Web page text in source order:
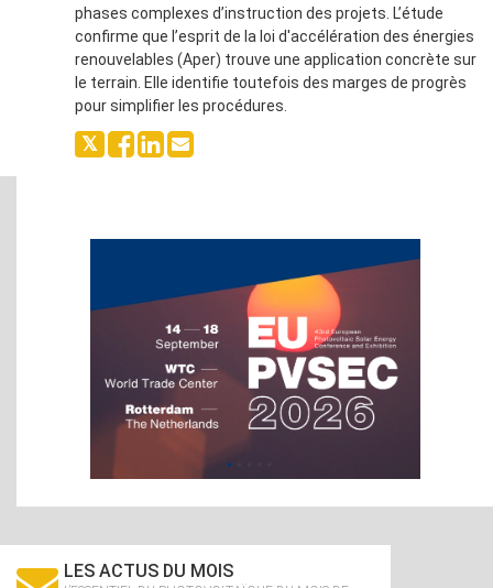
phases complexes d’instruction des projets. L’étude
confirme que l’esprit de la loi d'accélération des énergies
renouvelables (Aper) trouve une application concrète sur
le terrain. Elle identifie toutefois des marges de progrès
pour simplifier les procédures.
LES ACTUS DU MOIS